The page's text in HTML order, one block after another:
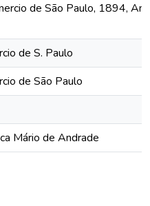
de São Paulo, 1894,
de S. Paulo
de São Paulo
Mário de Andrade